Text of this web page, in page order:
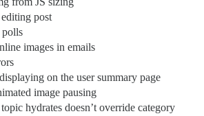
post
images in emails
on the user summary page
image pausing
hydrates doesn’t override category